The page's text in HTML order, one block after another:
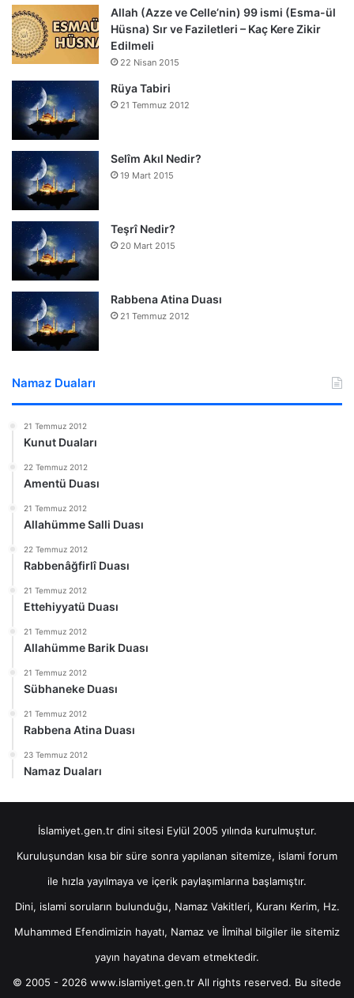
Allah (Azze ve Celle’nin) 99 ismi (Esma-ül
Hüsna) Sır ve Faziletleri – Kaç Kere Zikir
Edilmeli
22 Nisan 2015
Rüya Tabiri
21 Temmuz 2012
Selîm Akıl Nedir?
19 Mart 2015
Teşrî Nedir?
20 Mart 2015
Rabbena Atina Duası
21 Temmuz 2012
Namaz Duaları
21 Temmuz 2012
Kunut Duaları
22 Temmuz 2012
Amentü Duası
21 Temmuz 2012
Allahümme Salli Duası
22 Temmuz 2012
Rabbenâğfirlî Duası
21 Temmuz 2012
Ettehiyyatü Duası
21 Temmuz 2012
Allahümme Barik Duası
21 Temmuz 2012
Sübhaneke Duası
21 Temmuz 2012
Rabbena Atina Duası
23 Temmuz 2012
Namaz Duaları
İslamiyet.gen.tr dini sitesi Eylül 2005 yılında kurulmuştur.
Kuruluşundan kısa bir süre sonra yapılanan sitemize, islami forum
ile hızla yayılmaya ve içerik paylaşımlarına başlamıştır.
Dini, islami soruların bulunduğu, Namaz Vakitleri, Kuranı Kerim, Hz.
Muhammed Efendimizin hayatı, Namaz ve İlmihal bilgiler ile sitemiz
yayın hayatına devam etmektedir.
© 2005 - 2026 www.islamiyet.gen.tr All rights reserved. Bu sitede